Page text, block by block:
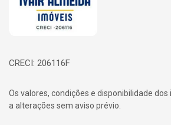
CRECI: 206116F
Os valores, condições e disponibilidade
a alterações sem aviso prévio.